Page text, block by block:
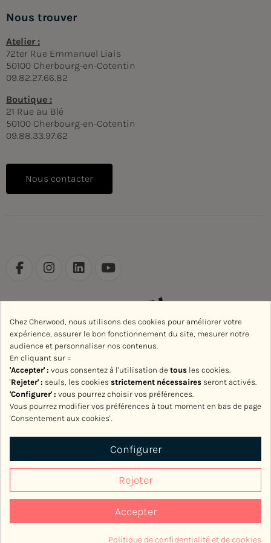
Nous trouver
Atelier :
72ter Rue Emmanuel Liais
50100 Cherbourg-en-Cotentin
09.82.27.66.82
Boutique :
21 Rue au Blé
50100 Cherbourg-en-Cotentin
09.88.33.97.62
Nous contacter
2017-2026, Cherwood
Chez Cherwood, nous utilisons des cookies pour améliorer votre
expérience, assurer le bon fonctionnement du site, mesurer notre
audience et personnaliser nos contenus.
En cliquant sur =
'Accepter' : vous consentez à l'utilisation de tous les cookies.
'Rejeter' : seuls, les cookies strictement nécessaires seront activés.
'Configurer' : vous pourrez choisir vos préférences.
Vous pourrez modifier vos préférences à tout moment en bas de page
'Consentement aux cookies'.
Configurer
Rejeter
Accepter
Politique de confidentialité et de cookies